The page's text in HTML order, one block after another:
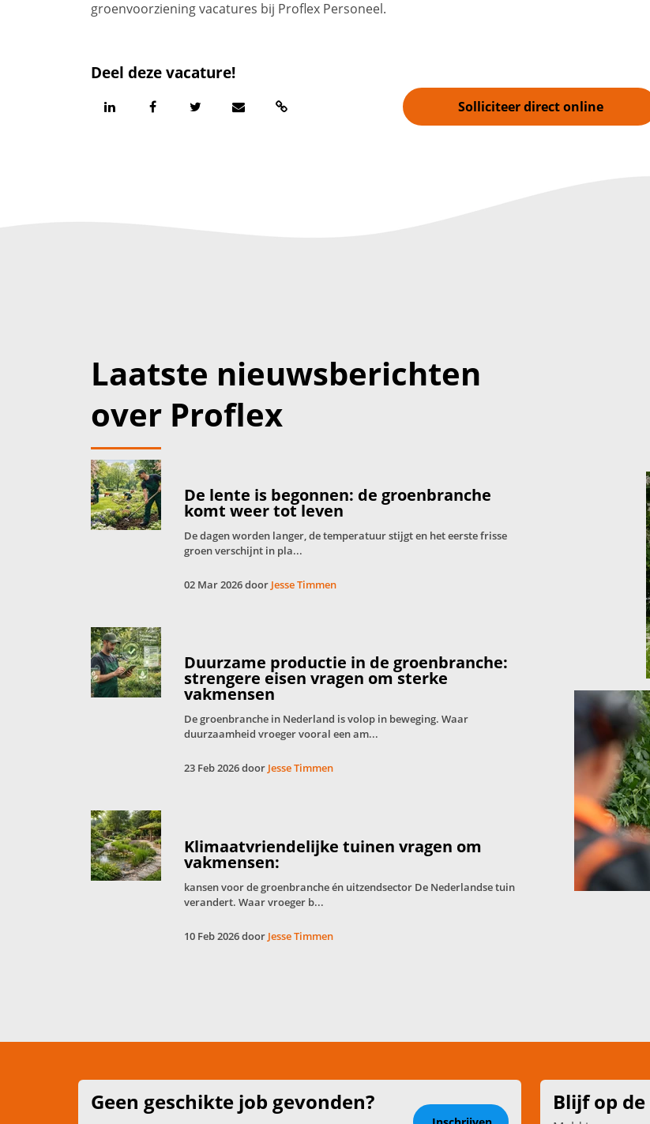
groenvoorziening vacatures bij Proflex Personeel.
Deel deze vacature!
Solliciteer direct online
Laatste nieuwsberichten
over Proflex
De lente is begonnen: de groenbranche
komt weer tot leven
De dagen worden langer, de temperatuur stijgt en het eerste frisse
groen verschijnt in pla...
02 Mar 2026 door Jesse Timmen
Duurzame productie in de groenbranche:
strengere eisen vragen om sterke
vakmensen
De groenbranche in Nederland is volop in beweging. Waar
duurzaamheid vroeger vooral een am...
23 Feb 2026 door Jesse Timmen
Klimaatvriendelijke tuinen vragen om
vakmensen:
kansen voor de groenbranche én uitzendsector De Nederlandse tuin
verandert. Waar vroeger b...
10 Feb 2026 door Jesse Timmen
Geen geschikte job gevonden? Blijf op